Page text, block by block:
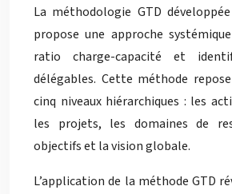
La méthodologie GTD
propose une approche
ratio charge-capacité et
délégables. Cette méthode
cinq niveaux hiérarchiques : les
les projets, les domaines de
objectifs et la vision globale.
L’application de la méthode GTD